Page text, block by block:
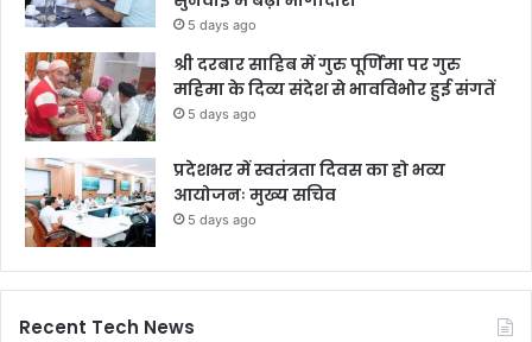
5 days ago
श्री दरबार साहिब में गुरु पूर्णिमा पर गुरु
महिमा के दिव्य संदेश से भावविभोर हुई संगतें
5 days ago
प्रदेशभर में स्वतंत्रता दिवस का हो भव्य
आयोजनः मुख्य सचिव
5 days ago
Recent Tech News